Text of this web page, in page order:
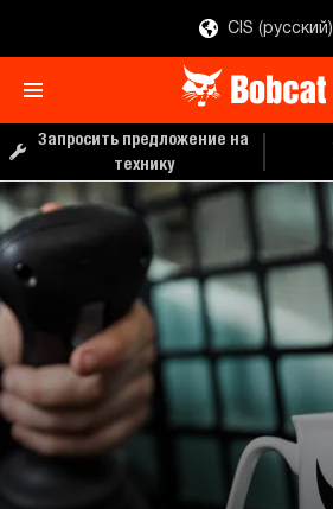
CIS (русский)
Запросить предложение на
технику